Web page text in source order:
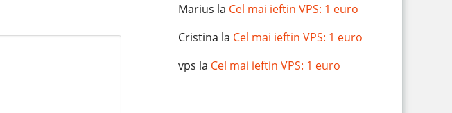
Marius la Cel mai ieftin VPS: 1 euro
Cristina la Cel mai ieftin VPS: 1 euro
vps la Cel mai ieftin VPS: 1 euro